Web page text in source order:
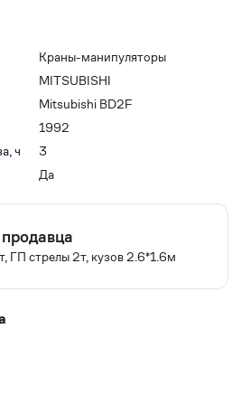
Краны-манипуляторы
MITSUBISHI
Mitsubishi BD2F
1992
ч
3
Да
ГП стрелы 2т, кузов 2.6*1.6м